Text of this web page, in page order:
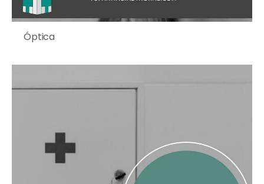
Óptica